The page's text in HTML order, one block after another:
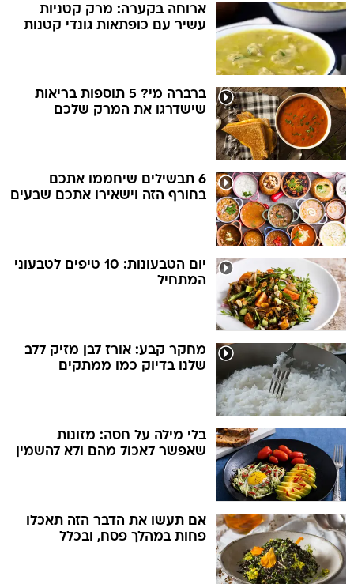
ארוחה בקערה: מרק קטניות
עשיר עם כופתאות גונדי קטנות
ברברה מי? 5 תוספות בריאות
שישדרגו את המרק שלכם
6 תבשילים שיחממו אתכם
בחורף הזה וישאירו אתכם שבעים
יום הטבעונות: 10 טיפים לטבעוני
המתחיל
מחקר קבע: אורז לבן מזיק ללב
שלנו בדיוק כמו ממתקים
בלי מילה על חסה: מזונות
שאפשר לאכול מהם ולא להשמין
אם תעשו את הדבר הזה תאכלו
פחות במהלך פסח, ובכלל